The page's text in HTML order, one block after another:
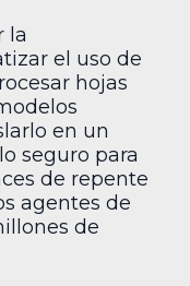
la
el uso de
hojas
en un
seguro para
de repente
agentes de
de